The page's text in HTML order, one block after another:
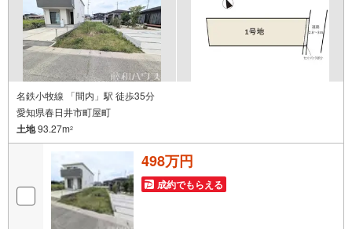
名鉄小牧線 「間内」駅 徒歩35分
愛知県春日井市町屋町
土地93.27m2
498万円
成約でもらえる